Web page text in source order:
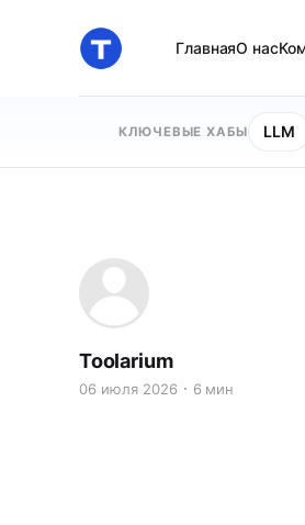
ГлавнаяО нас
КЛЮЧЕВЫЕ ХАБЫ LLM
Toolarium
06 июля 2026 6 мин